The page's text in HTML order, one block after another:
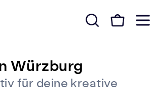
Würzburg
für deine kreative